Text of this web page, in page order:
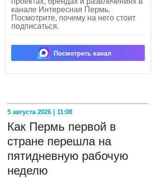
канале Интересная Пермь.
Посмотрите, почему на него стоит
подписаться.
Посмотреть канал
5 августа 2026 | 11:08
Как Пермь первой в
стране перешла на
пятидневную рабочую
неделю